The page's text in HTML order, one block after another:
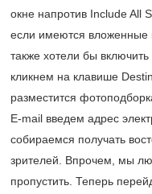
окне напротив Include All
если имеются вложенные
также хотели бы
кликнем на клавише
разместится
E-mail введем адрес
собираемся получать
зрителей. Впрочем, мы
пропустить. Теперь